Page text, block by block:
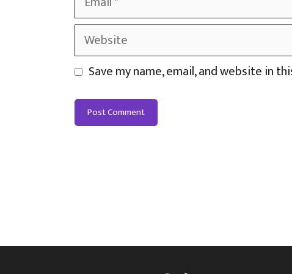
Website
Save my name, email, and website in